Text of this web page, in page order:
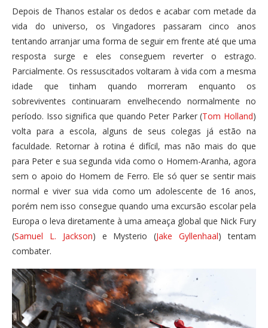
Depois de Thanos estalar os dedos e acabar com metade da
vida do universo, os Vingadores passaram cinco anos
tentando arranjar uma forma de seguir em frente até que uma
resposta surge e eles conseguem reverter o estrago.
Parcialmente. Os ressuscitados voltaram à vida com a mesma
idade que tinham quando morreram enquanto os
sobreviventes continuaram envelhecendo normalmente no
período. Isso significa que quando Peter Parker (Tom Holland)
volta para a escola, alguns de seus colegas já estão na
faculdade. Retornar à rotina é difícil, mas não mais do que
para Peter e sua segunda vida como o Homem-Aranha, agora
sem o apoio do Homem de Ferro. Ele só quer se sentir mais
normal e viver sua vida como um adolescente de 16 anos,
porém nem isso consegue quando uma excursão escolar pela
Europa o leva diretamente à uma ameaça global que Nick Fury
(Samuel L. Jackson) e Mysterio (Jake Gyllenhaal) tentam
combater.